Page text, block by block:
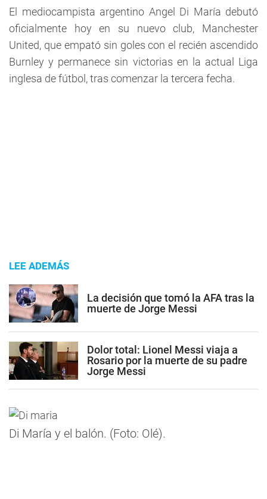
El mediocampista argentino Angel Di María debutó
oficialmente hoy en su nuevo club, Manchester
United, que empató sin goles con el recién ascendido
Burnley y permanece sin victorias en la actual Liga
inglesa de fútbol, tras comenzar la tercera fecha.
LEE ADEMÁS
La decisión que tomó la AFA tras la
muerte de Jorge Messi
Dolor total: Lionel Messi viaja a
Rosario por la muerte de su padre
Jorge Messi
Di María y el balón. (Foto: Olé).